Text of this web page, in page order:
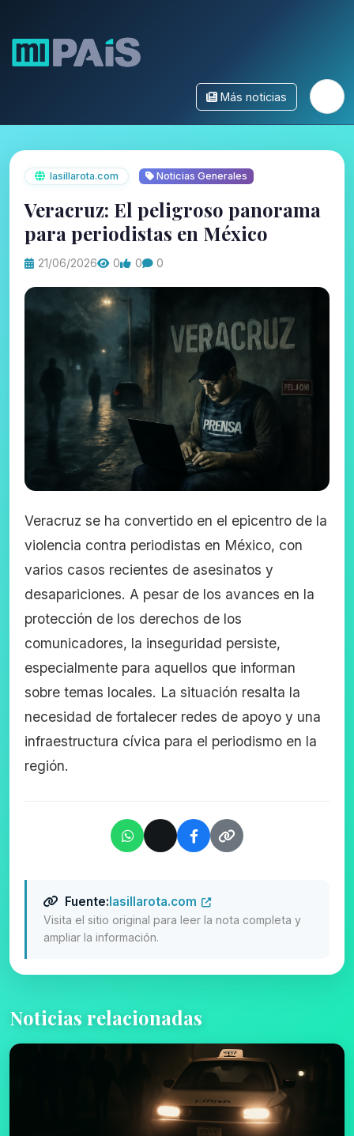
Más noticias
lasillarota.com Noticias Generales
Veracruz: El peligroso panorama
para periodistas en México
21/06/2026 0 0 0
Veracruz se ha convertido en el epicentro de la
violencia contra periodistas en México, con
varios casos recientes de asesinatos y
desapariciones. A pesar de los avances en la
protección de los derechos de los
comunicadores, la inseguridad persiste,
especialmente para aquellos que informan
sobre temas locales. La situación resalta la
necesidad de fortalecer redes de apoyo y una
infraestructura cívica para el periodismo en la
región.
Fuente: lasillarota.com
Visita el sitio original para leer la nota completa y
ampliar la información.
Noticias relacionadas